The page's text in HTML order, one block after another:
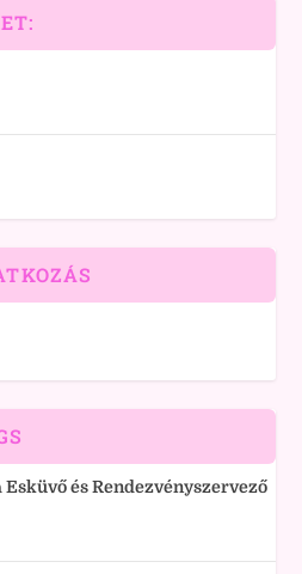
Esküvő és Rendezvényszervező